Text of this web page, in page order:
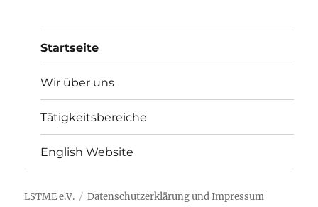
Startseite
Wir über uns
Tätigkeitsbereiche
English Website
LSTME e.V. Datenschutzerklärung und Impressum